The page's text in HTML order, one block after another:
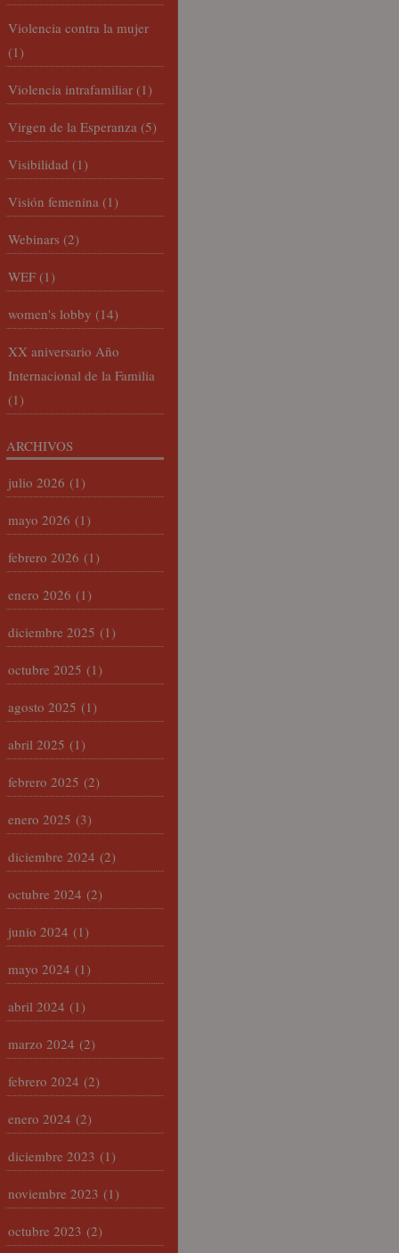
Violencia contra la mujer
(1)
Violencia intrafamiliar (1)
Virgen de la Esperanza (5)
Visibilidad (1)
Visión femenina (1)
Webinars (2)
WEF (1)
women's lobby (14)
XX aniversario Año
Internacional de la Familia
(1)
ARCHIVOS
julio 2026 (1)
mayo 2026 (1)
febrero 2026 (1)
enero 2026 (1)
diciembre 2025 (1)
octubre 2025 (1)
agosto 2025 (1)
abril 2025 (1)
febrero 2025 (2)
enero 2025 (3)
diciembre 2024 (2)
octubre 2024 (2)
junio 2024 (1)
mayo 2024 (1)
abril 2024 (1)
marzo 2024 (2)
febrero 2024 (2)
enero 2024 (2)
diciembre 2023 (1)
noviembre 2023 (1)
octubre 2023 (2)